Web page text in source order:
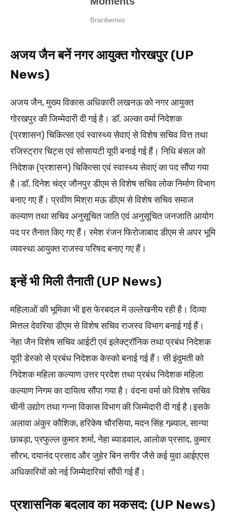
अजय जैन बनें नगर आयुक्त गोरखपुर (UP
News)
अजय जैन, मुख्य विकास अधिकारी लखनऊ को नगर आयुक्त
गोरखपुर की जिम्मेदारी दी गई है। डॉ. अल्का वर्मा निदेशक
(प्रशासन) चिकित्सा एवं स्वास्थ्य सेवाएं से विशेष सचिव वित्त तथा
रजिस्ट्रार चिट्स एवं सोसायटी यूपी बनाई गई हैं। निधि बंसल को
निदेशक (प्रशासन) चिकित्सा एवं स्वास्थ्य सेवाएं का पद सौंपा गया
है।डॉ. दिनेश चंद्र जौनपुर डीएम से विशेष सचिव लोक निर्माण विभाग
बनाए गए हैं। प्रवीण मिश्रा मऊ डीएम से विशेष सचिव समाज
कल्याण तथा सचिव अनुसूचित जाति एवं अनुसूचित जनजाति आयोग
पद पर तैनात किए गए हैं। रमेश रंजन फिरोजाबाद डीएम से अपर भूमि
व्यवस्था आयुक्त राजस्व परिषद बनाए गए हैं।
इन्हें भी मिली तैनाती (UP News)
महिलाओं की भूमिका भी इस फेरबदल में उल्लेखनीय रही है। दिव्या
मित्तल देवरिया डीएम से विशेष सचिव राजस्व विभाग बनाई गई हैं।
नेहा जैन विशेष सचिव आईटी एवं इलेक्ट्रॉनिक तथा प्रबंध निदेशक
यूपी डेस्को से प्रबंध निदेशक केस्को बनाई गई हैं। सी इंदुमती को
निदेशक महिला कल्याण उत्तर प्रदेश तथा प्रबंध निदेशक महिला
कल्याण निगम का दायित्व सौंपा गया है। वंदना वर्मा को विशेष सचिव
चीनी उद्योग तथा गन्ना विकास विभाग की जिम्मेदारी दी गई है।इसके
अलावा अंकुर कौशिक, हरिकेष चौरसिया, मदन सिंह गब्र्याल, सान्या
छाबड़ा, प्रफुल्ल कुमार शर्मा, नेहा ब्याडवाल, आलोक प्रसाद, कुमार
सौरभ, दयानंद प्रसाद और जुहेर बिन सगीर जैसे कई युवा आईएएस
अधिकारियों को नई जिम्मेदारियां सौंपी गई हैं।
प्रशासनिक बदलाव का मकसद: (UP News)